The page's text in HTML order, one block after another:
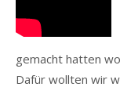
gemacht hatten
Dafür wollten wir